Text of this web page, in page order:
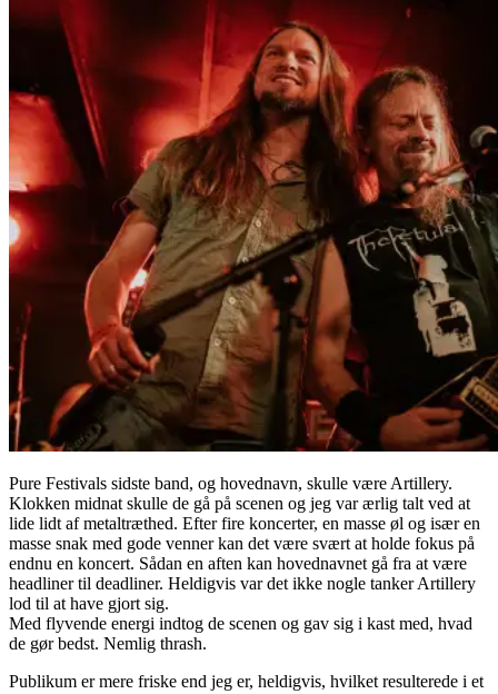
Pure Festivals sidste band, og hovednavn, skulle være Artillery.
Klokken midnat skulle de gå på scenen og jeg var ærlig talt ved at
lide lidt af metaltræthed. Efter fire koncerter, en masse øl og især en
masse snak med gode venner kan det være svært at holde fokus på
endnu en koncert. Sådan en aften kan hovednavnet gå fra at være
headliner til deadliner. Heldigvis var det ikke nogle tanker Artillery
lod til at have gjort sig.
Med flyvende energi indtog de scenen og gav sig i kast med, hvad
de gør bedst. Nemlig thrash.
Publikum er mere friske end jeg er, heldigvis, hvilket resulterede i et